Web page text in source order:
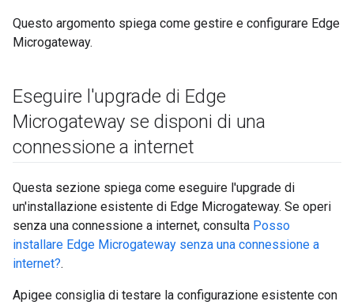
Questo argomento spiega come gestire e configurare Edge
Microgateway.
Eseguire l'upgrade di Edge
Microgateway se disponi di una
connessione a internet
Questa sezione spiega come eseguire l'upgrade di
un'installazione esistente di Edge Microgateway. Se operi
senza una connessione a internet, consulta Posso
installare Edge Microgateway senza una connessione a
internet?.
Apigee consiglia di testare la configurazione esistente con